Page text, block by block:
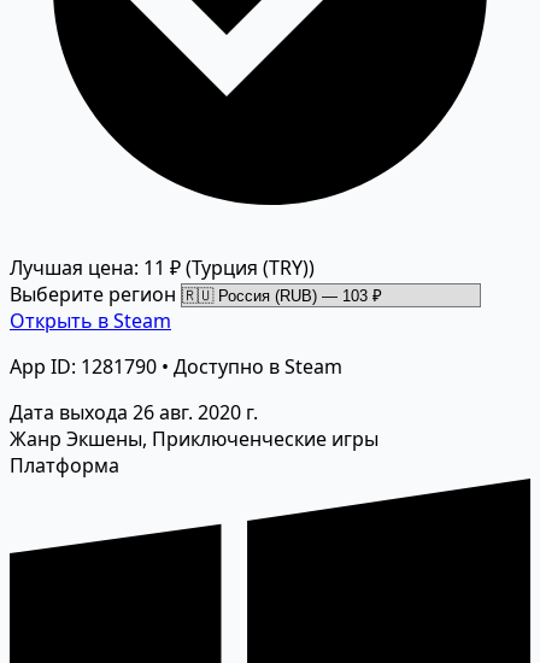
Лучшая цена: 11 ₽(Турция (TRY))
Выберите регион
Открыть в Steam
App ID: 1281790 • Доступно в Steam
Дата выхода 26 авг. 2020 г.
Жанр Экшены, Приключенческие игры
Платформа